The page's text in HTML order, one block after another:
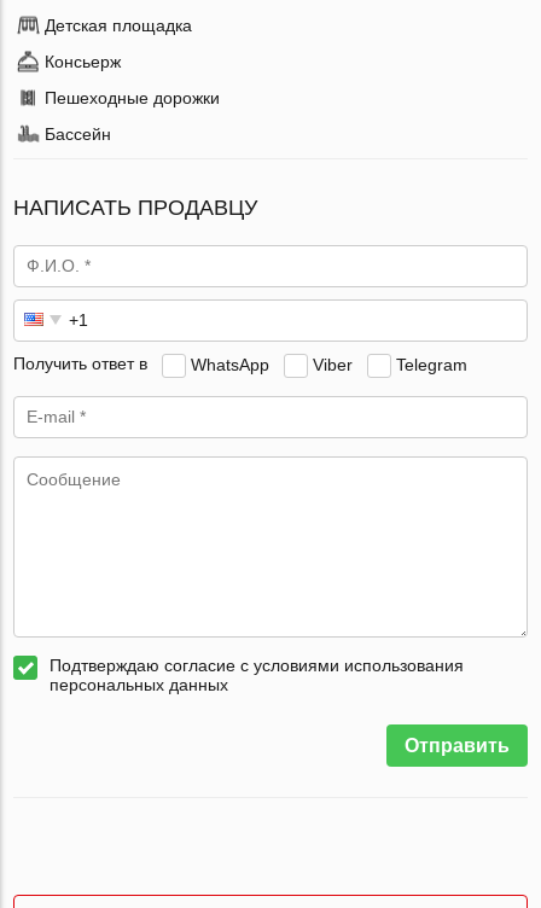
Детская площадка
Консьерж
Пешеходные дорожки
Бассейн
НАПИСАТЬ ПРОДАВЦУ
Получить ответ в WhatsApp Viber Telegram
Подтверждаю согласие с условиями использования
персональных данных
Отправить